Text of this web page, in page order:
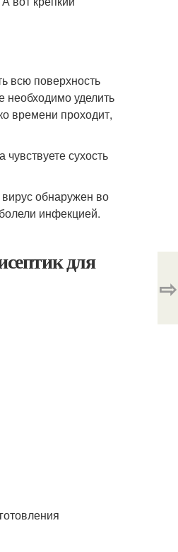
всю поверхность
необходимо уделить
времени проходит,
сухость
обнаружен во
инфекцией.
для
⇨